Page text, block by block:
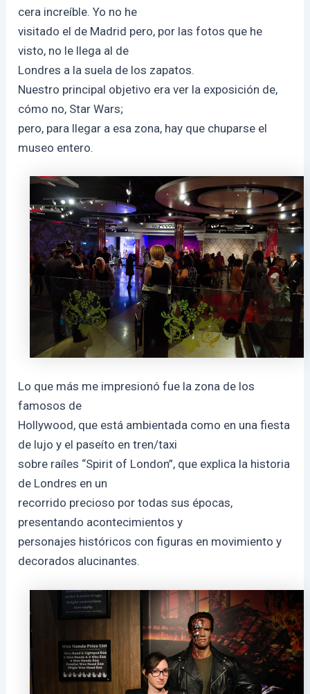
cera increíble. Yo no he
visitado el de Madrid pero, por las fotos que he
visto, no le llega al de
Londres a la suela de los zapatos.
Nuestro principal objetivo era ver la exposición de,
cómo no, Star Wars;
pero, para llegar a esa zona, hay que chuparse el
museo entero.
Lo que más me impresionó fue la zona de los
famosos de
Hollywood, que está ambientada como en una fiesta
de lujo y el paseíto en tren/taxi
sobre raíles “Spirit of London”, que explica la historia
de Londres en un
recorrido precioso por todas sus épocas,
presentando acontecimientos y
personajes históricos con figuras en movimiento y
decorados alucinantes.